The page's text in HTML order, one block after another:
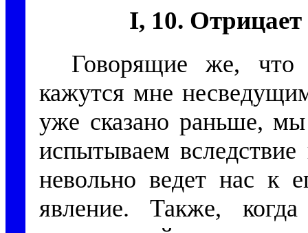
I, 10. Отрицает
Говорящие же, что
кажутся мне
уже сказано раньше,
испытываем вследствие
невольно ведет нас к
явление. Также,